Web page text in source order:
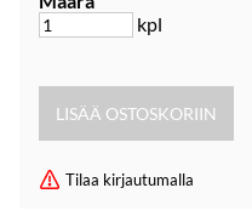
kpl
Tilaa kirjautumalla